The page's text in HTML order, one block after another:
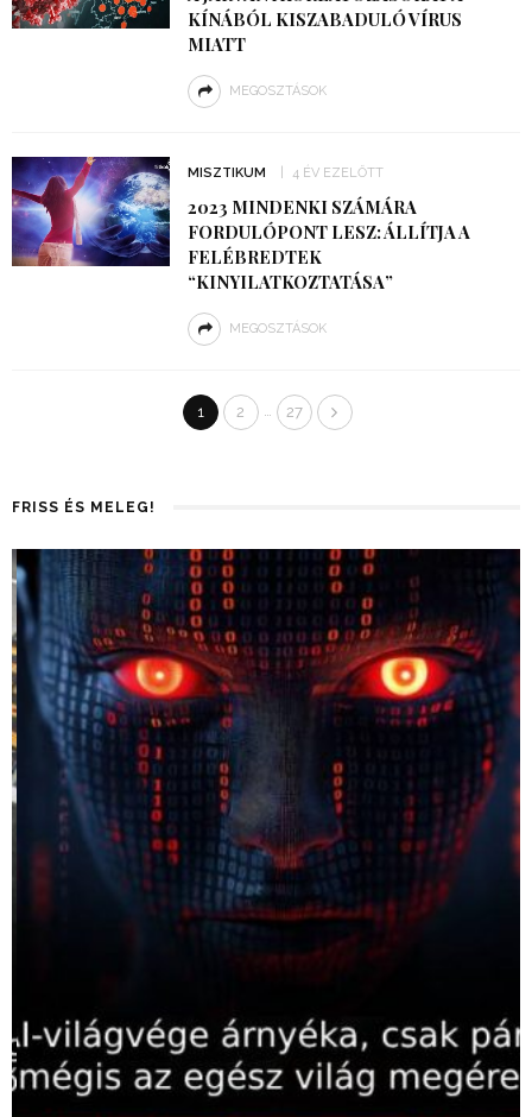
KÍNÁBÓL KISZABADULÓ VÍRUS
MIATT
MEGOSZTÁSOK
MISZTIKUM 4 ÉV EZELŐTT
2023 MINDENKI SZÁMÁRA
FORDULÓPONT LESZ: ÁLLÍTJA A
FELÉBREDTEK
“KINYILATKOZTATÁSA”
MEGOSZTÁSOK
1 2 … 27
FRISS ÉS MELEG!